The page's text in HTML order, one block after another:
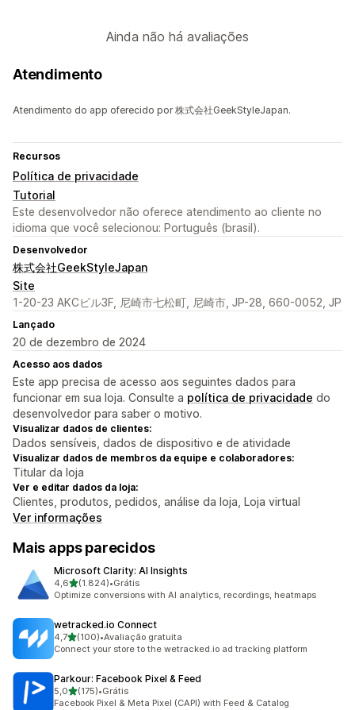
Ainda não há avaliações
Atendimento
Atendimento do app oferecido por 株式会社GeekStyleJapan.
Recursos
Política de privacidade
Tutorial
Este desenvolvedor não oferece atendimento ao cliente no
idioma que você selecionou: Português (brasil).
Desenvolvedor
株式会社GeekStyleJapan
Site
1-20-23 AKCビル3F, 尼崎市七松町, 尼崎市, JP-28, 660-0052, JP
Lançado
20 de dezembro de 2024
Acesso aos dados
Este app precisa de acesso aos seguintes dados para
funcionar em sua loja. Consulte a política de privacidade do
desenvolvedor para saber o motivo.
Visualizar dados de clientes:
Dados sensíveis, dados de dispositivo e de atividade
Visualizar dados de membros da equipe e colaboradores:
Titular da loja
Ver e editar dados da loja:
Clientes, produtos, pedidos, análise da loja, Loja virtual
Ver informações
Mais apps parecidos
Microsoft Clarity: AI Insights
4,6de 5 estrelas
(1.824)
1824 avaliações ao todo
•Grátis
Optimize conversions with AI analytics, recordings, heatmaps
wetracked.io Connect
4,7de 5 estrelas
(100)
100 avaliações ao todo
•Avaliação gratuita
Connect your store to the wetracked.io ad tracking platform
Parkour: Facebook Pixel & Feed
5,0de 5 estrelas
(175)
175 avaliações ao todo
•Grátis
Facebook Pixel & Meta Pixel (CAPI) with Feed & Catalog